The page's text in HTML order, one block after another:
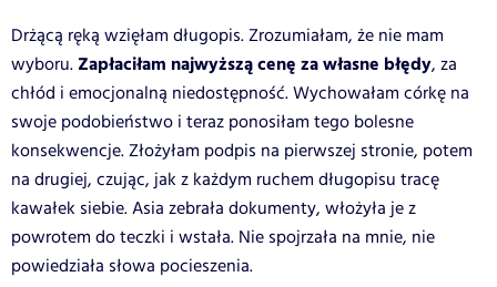
Drżącą ręką wzięłam długopis. Zrozumiałam, że nie mam
wyboru. Zapłaciłam najwyższą cenę za własne błędy, za
chłód i emocjonalną niedostępność. Wychowałam córkę na
swoje podobieństwo i teraz ponosiłam tego bolesne
konsekwencje. Złożyłam podpis na pierwszej stronie, potem
na drugiej, czując, jak z każdym ruchem długopisu tracę
kawałek siebie. Asia zebrała dokumenty, włożyła je z
powrotem do teczki i wstała. Nie spojrzała na mnie, nie
powiedziała słowa pocieszenia.